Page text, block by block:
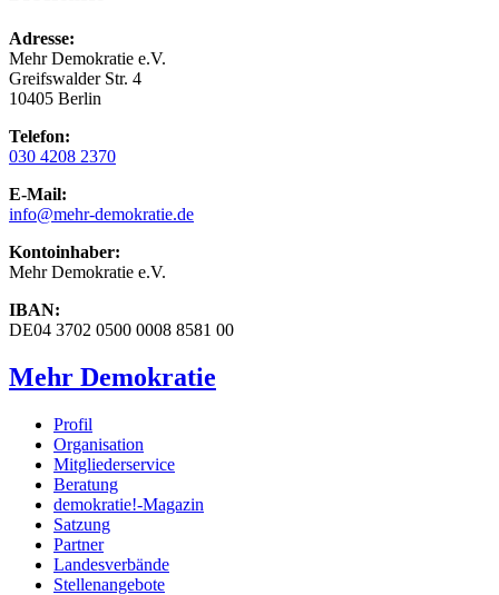
Adresse:
Mehr Demokratie e.V.
Greifswalder Str. 4
10405 Berlin
Telefon:
030 4208 2370
E-Mail:
info@mehr-demokratie.de
Kontoinhaber:
Mehr Demokratie e.V.
IBAN:
DE04 3702 0500 0008 8581 00
Mehr Demokratie
Profil
Organisation
Mitgliederservice
Beratung
demokratie!-Magazin
Satzung
Partner
Landesverbände
Stellenangebote